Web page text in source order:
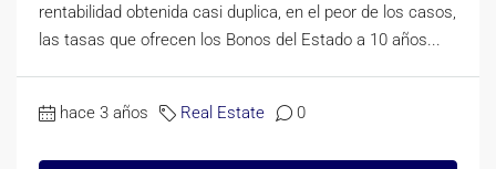
rentabilidad obtenida casi duplica, en el peor de los casos,
las tasas que ofrecen los Bonos del Estado a 10 años...
hace 3 años Real Estate 0